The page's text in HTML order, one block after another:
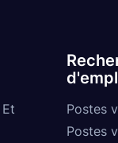
Postes
Postes